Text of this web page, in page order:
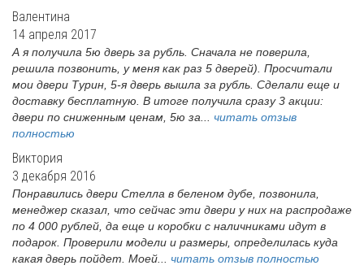
Валентина
14 апреля 2017
А я получила 5ю дверь за рубль. Сначала не поверила,
решила позвонить, у меня как раз 5 дверей). Просчитали
мои двери Турин, 5-я дверь вышла за рубль. Сделали еще и
доставку бесплатную. В итоге получила сразу 3 акции:
двери по сниженным ценам, 5ю за... читать отзыв
полностью
Виктория
3 декабря 2016
Понравились двери Стелла в беленом дубе, позвонила,
менеджер сказал, что сейчас эти двери у них на распродаже
по 4 000 рублей, да еще и коробки с наличниками идут в
подарок. Проверили модели и размеры, определилась куда
какая дверь пойдет. Моей... читать отзыв полностью